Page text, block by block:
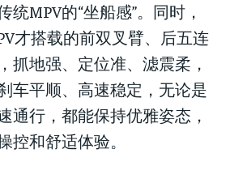
统MPV的“坐船感”。同时，
才搭载的前双叉臂、后五连
抓地强、定位准、滤震柔，
车平顺、高速稳定，无论是
通行，都能保持优雅姿态，
控和舒适体验。